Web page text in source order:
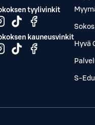
tyylivinkit
kauneusvinkit
Hyvä
S-